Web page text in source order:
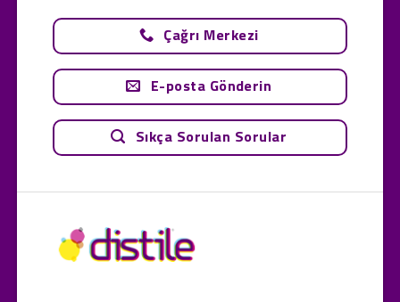
Çağrı Merkezi
E-posta Gönderin
Sıkça Sorulan Sorular